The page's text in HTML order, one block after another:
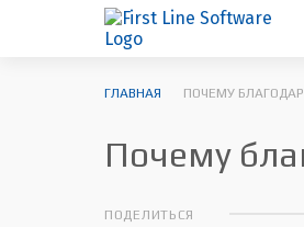
ГЛАВНАЯ ПОЧЕМУ
Почему
ПОДЕЛИТЬСЯ